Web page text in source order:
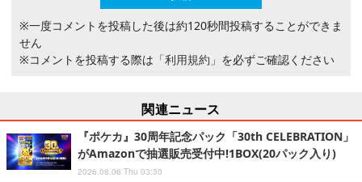
※一度コメントを投稿した後は約120秒間投稿することができま
せん
※コメントを投稿する際は 「利用規約」 を必ずご確認ください
関連ニュース
『ポケカ』30周年記念パック「30th CELEBRATION」
がAmazonで抽選販売受付中!1BOX(20パック入り)
2026.08.06 Thu 03:30